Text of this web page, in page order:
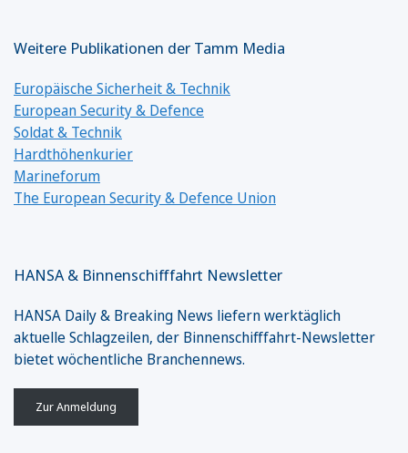
Weitere Publikationen der Tamm Media
Europäische Sicherheit & Technik
European Security & Defence
Soldat & Technik
Hardthöhenkurier
Marineforum
The European Security & Defence Union
HANSA & Binnenschifffahrt Newsletter
HANSA Daily & Breaking News liefern werktäglich
aktuelle Schlagzeilen, der Binnenschifffahrt-Newsletter
bietet wöchentliche Branchennews.
Zur Anmeldung